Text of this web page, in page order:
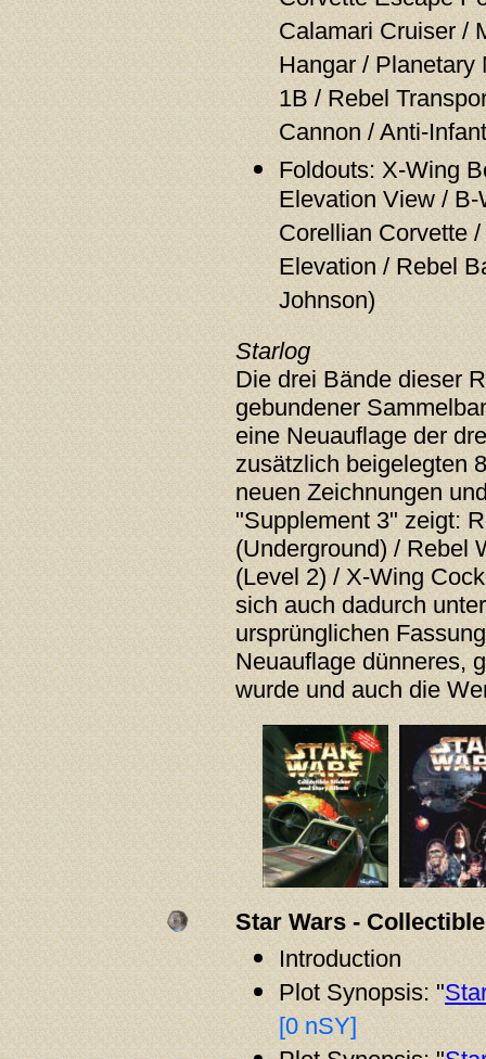
Calamari Cruiser /
Hangar /
1B / Rebel
Cannon / Anti-
Foldouts: X-Wing
Elevation View /
Corellian Corvette
Elevation / Rebel
Johnson)
Starlog
Die drei Bände dieser
gebundener
eine Neuauflage der
zusätzlich beigelegten
neuen Zeichnungen
"Supplement 3" zeigt:
(Underground) / Rebel
(Level 2) / X-Wing
sich auch dadurch
ursprünglichen
Neuauflage dünneres,
wurde und auch die
Star Wars -
Introduction
Plot Synopsis: "
[0 nSY]